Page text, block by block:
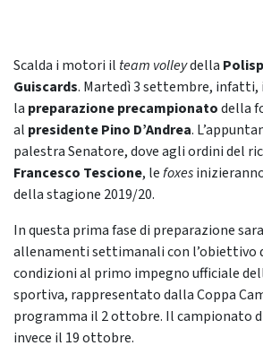
Scalda i motori il team volleydella
Guiscards. Martedì 3 settembre, infatti,
la preparazione precampionatodella
al presidente Pino D’Andrea.
palestra Senatore, dove agli ordini del
Francesco Tescione, lefoxes
della stagione 2019/20.
In questa prima fase di preparazione
allenamenti settimanali con l’obiettivo
condizioni al primo impegno ufficiale
sportiva, rappresentato dalla Coppa
programma il 2 ottobre. Il campionato
invece il 19 ottobre.